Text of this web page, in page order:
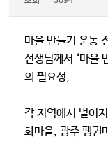
마을 만들기 운동
선생님께서 ‘마을
의 필요성,
각 지역에서 벌어
화마을, 광주 펭귄